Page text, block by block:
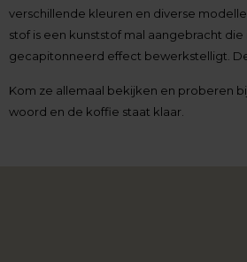
verschillende kleuren en diverse
stof is een kunststof mal aangebracht
gecapitonneerd effect bewerkstelligt.
Kom ze allemaal bekijken en proberen
woord en de koffie staat klaar.